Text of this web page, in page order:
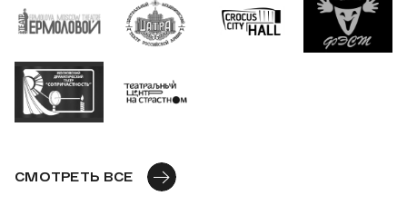
СМОТРЕТЬ ВСЕ